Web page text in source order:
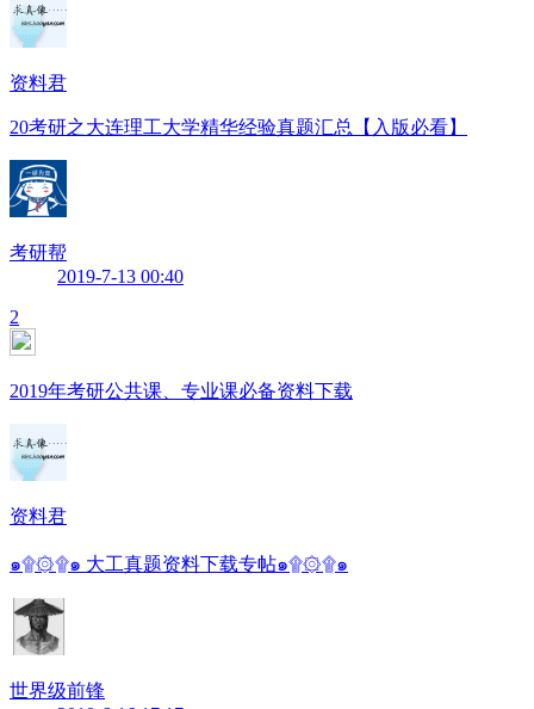
资料君
20考研之大连理工大学精华经验真题汇总【入版必看】
考研帮
2019-7-13 00:40
2
2019年考研公共课、专业课必备资料下载
资料君
๑۩۞۩๑ 大工真题资料下载专帖๑۩۞۩๑
世界级前锋